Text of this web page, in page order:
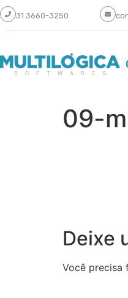
31 3660-3250
09-
Deixe
Você precisa